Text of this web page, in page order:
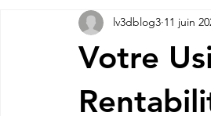
Acheter du Filament 3D pour
Filaments 3D PLA Acheter du
Votre
lv3dblog3 11 juin